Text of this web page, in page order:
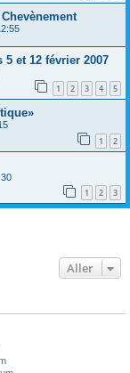
5 et 12 février 2007
1 2 3 4 5
1 2
1 2 3
Aller